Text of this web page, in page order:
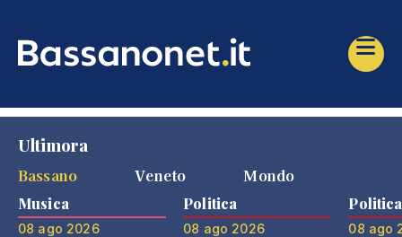
Ultimora
Bassano
Veneto Mondo
Musica
08 ago 2026
Politica
08 ago 2026
Politica
08 ago